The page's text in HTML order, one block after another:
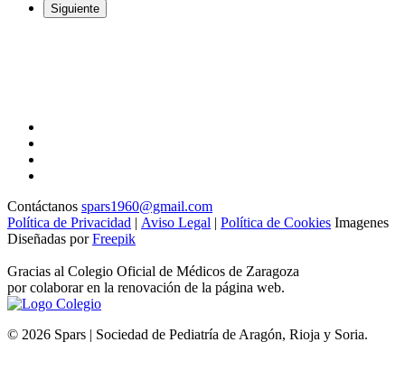
Siguiente
Contáctanos spars1960@gmail.com
Política de Privacidad | Aviso Legal | Política de Cookies Imagenes
Diseñadas porFreepik
Gracias al Colegio Oficial de Médicos de Zaragoza
por colaborar en la renovación de la página web.
© 2026 Spars | Sociedad de Pediatría de Aragón, Rioja y Soria.